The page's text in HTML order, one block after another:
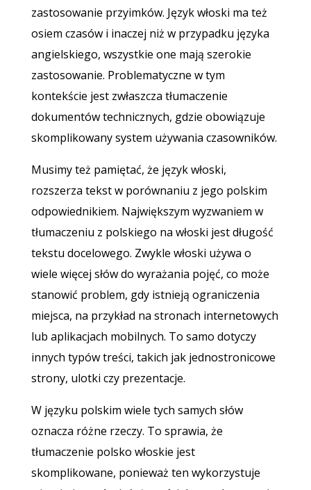
zastosowanie przyimków. Język włoski ma też
osiem czasów i inaczej niż w przypadku języka
angielskiego, wszystkie one mają szerokie
zastosowanie. Problematyczne w tym
kontekście jest zwłaszcza tłumaczenie
dokumentów technicznych, gdzie obowiązuje
skomplikowany system używania czasowników.
Musimy też pamiętać, że język włoski,
rozszerza tekst w porównaniu z jego polskim
odpowiednikiem. Największym wyzwaniem w
tłumaczeniu z polskiego na włoski jest długość
tekstu docelowego. Zwykle włoski używa o
wiele więcej słów do wyrażania pojęć, co może
stanowić problem, gdy istnieją ograniczenia
miejsca, na przykład na stronach internetowych
lub aplikacjach mobilnych. To samo dotyczy
innych typów treści, takich jak jednostronicowe
strony, ulotki czy prezentacje.
W języku polskim wiele tych samych słów
oznacza różne rzeczy. To sprawia, że
tłumaczenie polsko włoskie jest
skomplikowane, ponieważ ten wykorzystuje